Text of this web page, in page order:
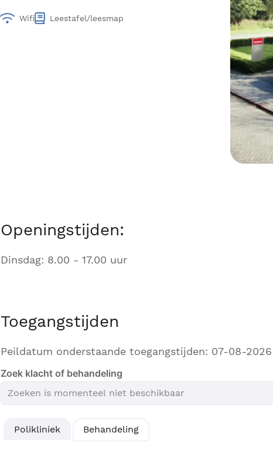
Wifi Leestafel/leesmap
Openingstijden:
Dinsdag: 8.00 - 17.00 uur
Toegangstijden
Peildatum onderstaande toegangstijden: 07-08-2026
Zoek klacht of behandeling
Polikliniek Behandeling